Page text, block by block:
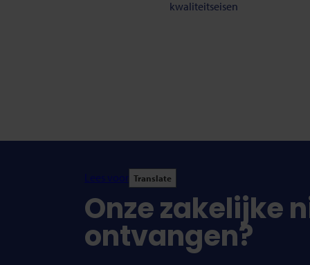
kwaliteitseisen
Lees voor Translate
Onze zakelijke
ontvangen?